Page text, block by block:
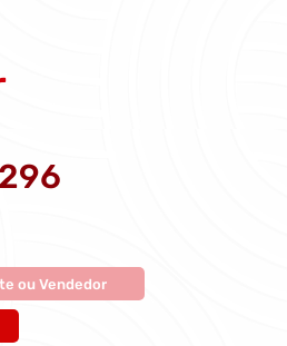
ou Vendedor